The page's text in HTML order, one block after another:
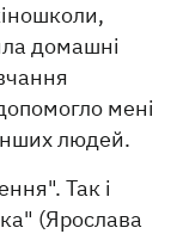
домашні
мені
людей.
Так і
(Ярослава